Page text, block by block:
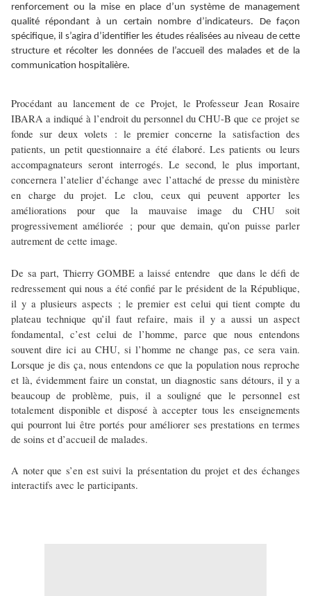
renforcement ou la mise en place d’un système de management
qualité répondant à un certain nombre d’indicateurs. De façon
spécifique, il s’agira d’identifier les études réalisées au niveau de cette
structure et récolter les données de l’accueil des malades et de la
communication hospitalière.
Procédant au lancement de ce Projet, le Professeur Jean Rosaire
IBARA a indiqué à l’endroit du personnel du CHU-B que ce projet se
fonde sur deux volets : le premier concerne la satisfaction des
patients, un petit questionnaire a été élaboré. Les patients ou leurs
accompagnateurs seront interrogés. Le second, le plus important,
concernera l’atelier d’échange avec l’attaché de presse du ministère
en charge du projet. Le clou, ceux qui peuvent apporter les
améliorations pour que la mauvaise image du CHU soit
progressivement améliorée ; pour que demain, qu’on puisse parler
autrement de cette image.
De sa part, Thierry GOMBE a laissé entendre que dans le défi de
redressement qui nous a été confié par le président de la République,
il y a plusieurs aspects ; le premier est celui qui tient compte du
plateau technique qu’il faut refaire, mais il y a aussi un aspect
fondamental, c’est celui de l’homme, parce que nous entendons
souvent dire ici au CHU, si l’homme ne change pas, ce sera vain.
Lorsque je dis ça, nous entendons ce que la population nous reproche
et là, évidemment faire un constat, un diagnostic sans détours, il y a
beaucoup de problème, puis, il a souligné que le personnel est
totalement disponible et disposé à accepter tous les enseignements
qui pourront lui être portés pour améliorer ses prestations en termes
de soins et d’accueil de malades.
A noter que s’en est suivi la présentation du projet et des échanges
interactifs avec le participants.